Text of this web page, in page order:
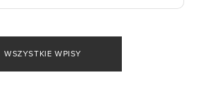
WSZYSTKIE WPISY